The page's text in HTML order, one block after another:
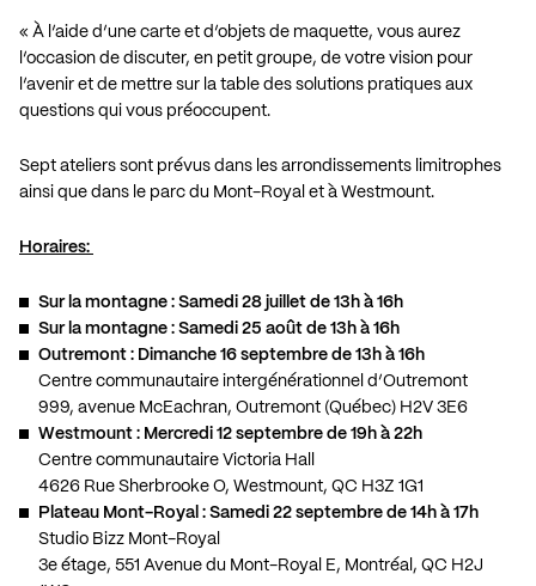
« À l’aide d’une carte et d’objets de maquette, vous aurez
l’occasion de discuter, en petit groupe, de votre vision pour
l’avenir et de mettre sur la table des solutions pratiques aux
questions qui vous préoccupent.
Sept ateliers sont prévus dans les arrondissements limitrophes
ainsi que dans le parc du Mont-Royal et à Westmount.
Horaires:
Sur la montagne : Samedi 28 juillet de 13h à 16h
Sur la montagne : Samedi 25 août de 13h à 16h
Outremont : Dimanche 16 septembre de 13h à 16h
Centre communautaire intergénérationnel d’Outremont
999, avenue McEachran, Outremont (Québec) H2V 3E6
Westmount : Mercredi 12 septembre de 19h à 22h
Centre communautaire Victoria Hall
4626 Rue Sherbrooke O, Westmount, QC H3Z 1G1
Plateau Mont-Royal : Samedi 22 septembre de 14h à 17h
Studio Bizz Mont-Royal
3e étage, 551 Avenue du Mont-Royal E, Montréal, QC H2J